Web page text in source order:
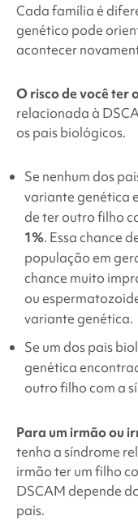
Cada família é
genético pode
acontecer
O risco de você ter
relacionada à
os pais biológicos.
Se nenhum dos
variante genética
de ter outro filho
1%. Essa chance
população em
chance muito
ou
variante genética.
Se um dos pais
genética
outro filho com a
Para um irmão ou
tenha a síndrome
irmão ter um filho
DSCAM depende
pais.